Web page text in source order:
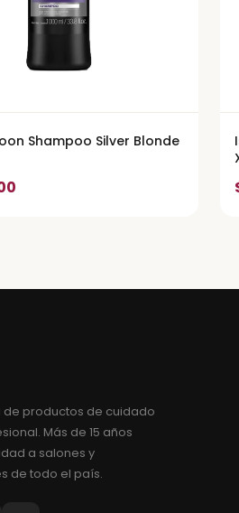
Shampoo Silver Blonde
de productos de cuidado
Más de 15 años
a salones y
de todo el país.